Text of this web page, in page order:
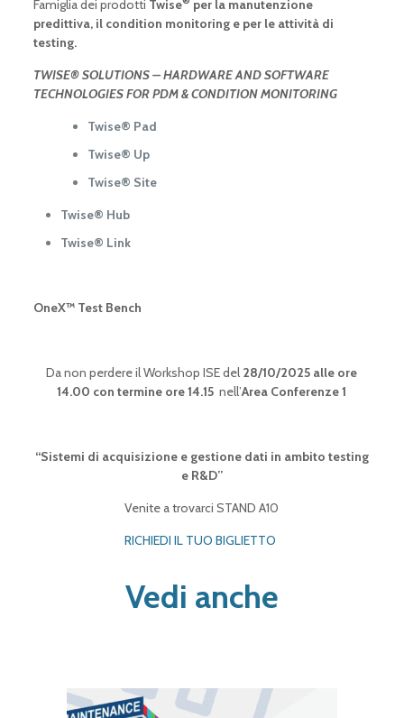
Famiglia dei prodotti Twise
per la manutenzione
predittiva, il condition monitoring e per le attività di
testing.
TWISE® SOLUTIONS – HARDWARE AND SOFTWARE
TECHNOLOGIES FOR PDM & CONDITION MONITORING
Twise® Pad
Twise® Up
Twise® Site
Twise® Hub
Twise® Link
OneX™ Test Bench
Da non perdere il Workshop ISE del 28/10/2025 alle ore
14.00 con termine ore 14.15 nell’Area Conferenze1
“Sistemi di acquisizione e gestione dati in ambito testing
e R&D”
Venite a trovarci STAND A10
RICHIEDI IL TUO BIGLIETTO
Vedi anche